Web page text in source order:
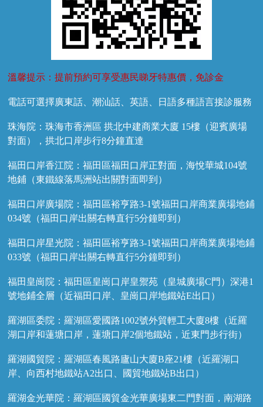
溫馨提示：提前預約可享受惠民睇牙特惠價，免診金
電話可選擇廣東話、潮汕話、英語、日語多種語言接診服務
珠海院：珠海市香洲區 拱北中建商業大廈 15樓（迎賓廣場
對面），拱北口岸步行8分鐘直達
福田口岸香江院：福田區福田口岸正對面，海悅華城104號
地鋪（東鐵線落馬洲站出關對面即到）
福田口岸廣場院：福田區裕亨路3-1號福田口岸商業廣場地鋪
034號（福田口岸出關右轉直行5分鐘即到）
福田口岸星光院：福田區裕亨路3-1號福田口岸商業廣場地鋪
033號（福田口岸出關右轉直行5分鐘即到）
福田皇崗院：福田區皇崗口岸皇禦苑（皇城廣場C門）深港1
號地鋪全層（近福田口岸、皇崗口岸地鐵站E出口）
羅湖區委院：羅湖區愛國路1002號外貿輕工大廈8樓（近羅
湖口岸和蓮塘口岸，蓮塘口岸2個地鐵站，近東門步行街）
羅湖國貿院：羅湖區春風路廬山大廈B座21樓（近羅湖口
岸、向西村地鐵站A2出口、國貿地鐵站B出口）
羅湖金光華院：羅湖區國貿金光華廣場東二門對面，南湖路